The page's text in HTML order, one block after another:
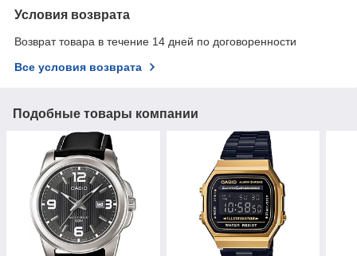
Условия возврата
Возврат товара в течение 14 дней по договоренности
Все условия возврата
Подобные товары компании